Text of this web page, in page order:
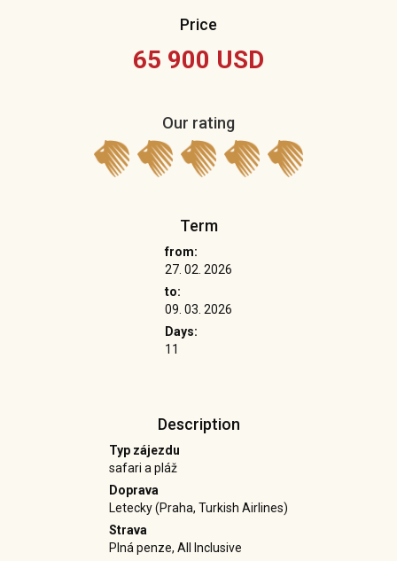
Price
65 900 USD
Our rating
Term
from:
27. 02. 2026
to:
09. 03. 2026
Days:
11
Description
Typ zájezdu
safari a pláž
Doprava
Letecky (Praha, Turkish Airlines)
Strava
Plná penze, All Inclusive